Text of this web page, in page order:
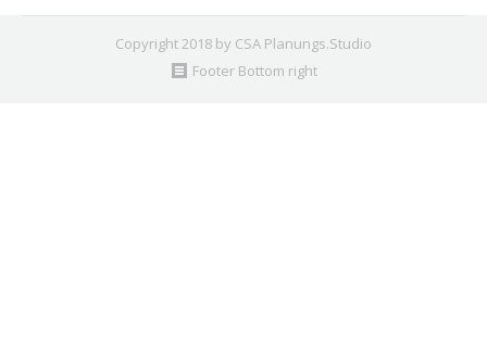
Copyright 2018 by CSA Planungs.Studio
Footer Bottom right